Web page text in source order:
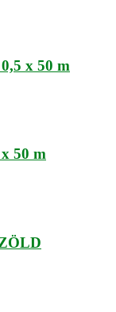
x 50 m
50 m